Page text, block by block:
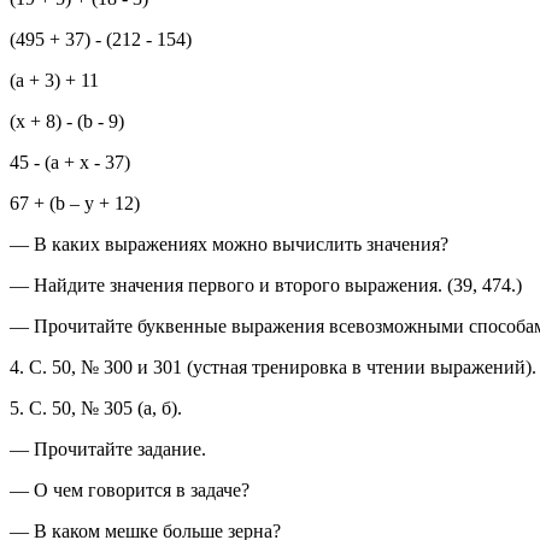
(495 + 37) - (212 - 154)
(a + 3) + 11
(x + 8) - (b - 9)
45 - (a + x - 37)
67 + (b – у + 12)
— В каких выражениях можно вычислить значения?
— Найдите значения первого и второго выражения. (39, 474.)
— Прочитайте буквенные выражения всевозможными
4. С. 50, № 300 и 301 (устная тренировка в чтении выражений).
5. С. 50, № 305 (а, б).
— Прочитайте задание.
— О чем говорится в задаче?
— В каком мешке больше зерна?